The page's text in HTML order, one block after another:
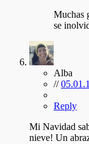
Muchas
se
Alba
//
Reply
Mi Navidad
nieve! Un